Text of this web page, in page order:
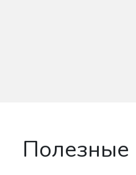
Полезные